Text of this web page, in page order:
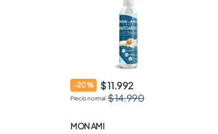
-20%
$ 11.992
$ 14.990
MON AMI